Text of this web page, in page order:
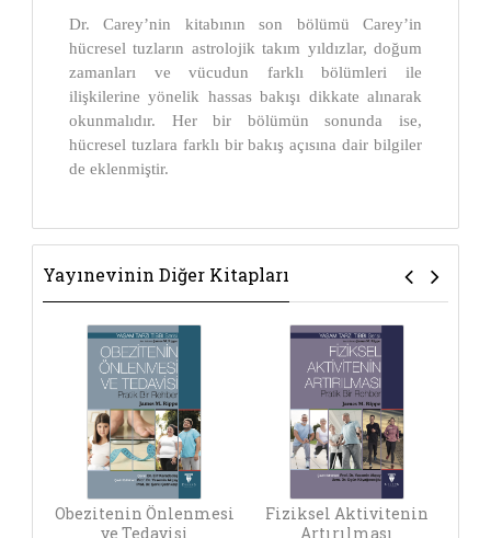
Dr. Carey’nin kitabının son bölümü Carey’in
hücresel tuzların astrolojik takım yıldızlar, doğum
zamanları ve vücudun farklı bölümleri ile
ilişkilerine yönelik hassas bakışı dikkate alınarak
okunmalıdır. Her bir bölümün sonunda ise,
hücresel tuzlara farklı bir bakış açısına dair bilgiler
de eklenmiştir.
Yayınevinin Diğer Kitapları
Obezitenin Önlenmesi
ve Tedavisi
Fiziksel Aktivitenin
Artırılması